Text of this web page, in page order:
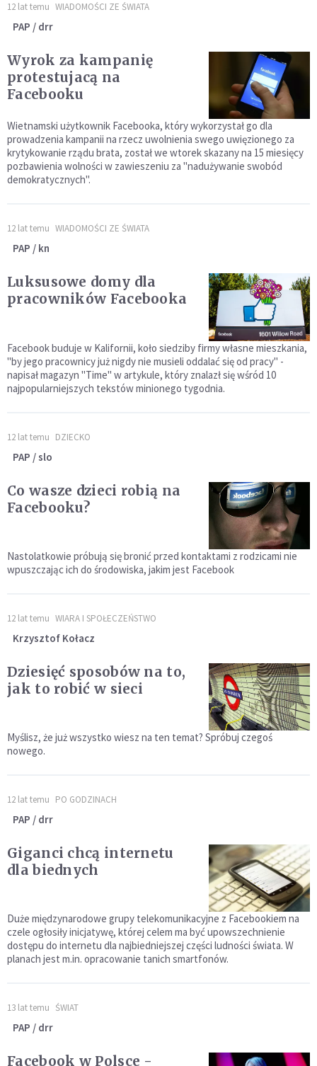
12 lat temu WIADOMOŚCI ZE ŚWIATA
PAP / drr
Wyrok za kampanię
protestujacą na
Facebooku
Wietnamski użytkownik Facebooka, który wykorzystał go dla
prowadzenia kampanii na rzecz uwolnienia swego uwięzionego za
krytykowanie rządu brata, został we wtorek skazany na 15 miesięcy
pozbawienia wolności w zawieszeniu za "nadużywanie swobód
demokratycznych".
12 lat temu WIADOMOŚCI ZE ŚWIATA
PAP / kn
Luksusowe domy dla
pracowników Facebooka
Facebook buduje w Kalifornii, koło siedziby firmy własne mieszkania,
"by jego pracownicy już nigdy nie musieli oddalać się od pracy" -
napisał magazyn "Time" w artykule, który znalazł się wśród 10
najpopularniejszych tekstów minionego tygodnia.
12 lat temu DZIECKO
PAP / slo
Co wasze dzieci robią na
Facebooku?
Nastolatkowie próbują się bronić przed kontaktami z rodzicami nie
wpuszczając ich do środowiska, jakim jest Facebook
12 lat temu WIARA I SPOŁECZEŃSTWO
Krzysztof Kołacz
Dziesięć sposobów na to,
jak to robić w sieci
Myślisz, że już wszystko wiesz na ten temat? Spróbuj czegoś
nowego.
12 lat temu PO GODZINACH
PAP / drr
Giganci chcą internetu
dla biednych
Duże międzynarodowe grupy telekomunikacyjne z Facebookiem na
czele ogłosiły inicjatywę, której celem ma być upowszechnienie
dostępu do internetu dla najbiedniejszej części ludności świata. W
planach jest m.in. opracowanie tanich smartfonów.
13 lat temu ŚWIAT
PAP / drr
Facebook w Polsce -